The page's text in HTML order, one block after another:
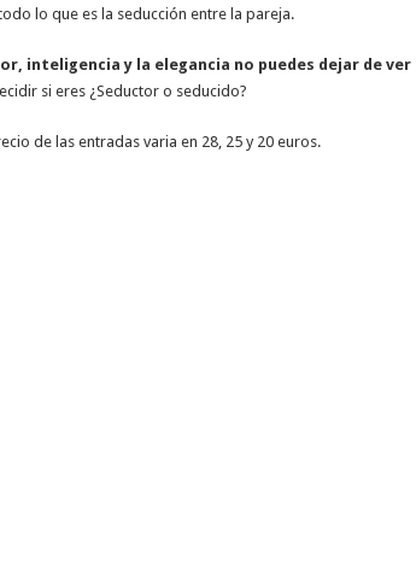
lo que es la seducción entre la pareja.
inteligencia y la elegancia no puedes dejar de ver
si eres ¿Seductor o seducido?
de las entradas varia en 28, 25 y 20 euros.